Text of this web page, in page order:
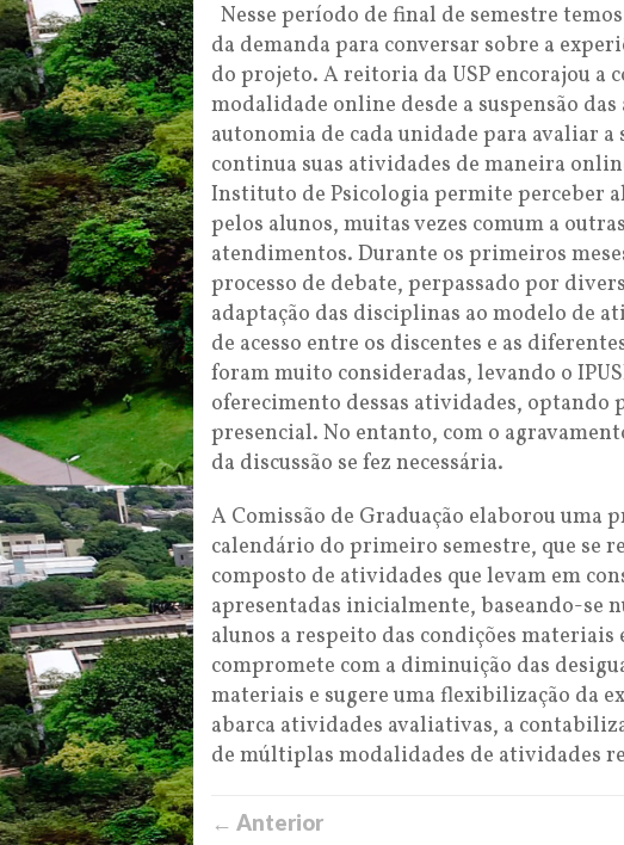
Nesse período de final de semestre
da demanda para conversar sobre a
do projeto. A reitoria da USP encorajou a
modalidade online desde a suspensão
autonomia de cada unidade para avaliar
continua suas atividades de maneira
Instituto de Psicologia permite perceber
pelos alunos, muitas vezes comum a
atendimentos. Durante os primeiros
processo de debate, perpassado por
adaptação das disciplinas ao modelo de
de acesso entre os discentes e as
foram muito consideradas, levando o
oferecimento dessas atividades, optando
presencial. No entanto, com o
da discussão se fez necessária.
A Comissão de Graduação elaborou uma
calendário do primeiro semestre, que se
composto de atividades que levam em
apresentadas inicialmente, baseando-se
alunos a respeito das condições materiais
compromete com a diminuição das
materiais e sugere uma flexibilização da
abarca atividades avaliativas, a
de múltiplas modalidades de atividades
← Anterior